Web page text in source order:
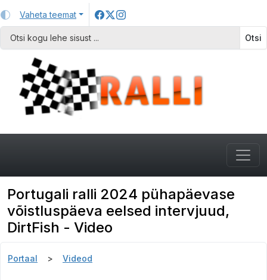
Vaheta teemat
Otsi
Portugali ralli 2024 pühapäevase
võistluspäeva eelsed intervjuud,
DirtFish - Video
Portaal Videod